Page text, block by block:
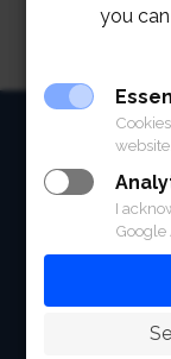
you
I
Google